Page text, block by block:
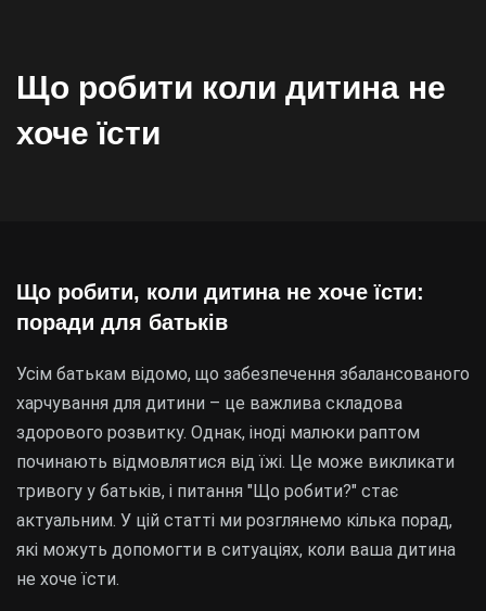
Що робити коли дитина не
хоче їсти
Що робити, коли дитина не хоче їсти:
поради для батьків
Усім батькам відомо, що забезпечення збалансованого
харчування для дитини – це важлива складова
здорового розвитку. Однак, іноді малюки раптом
починають відмовлятися від їжі. Це може викликати
тривогу у батьків, і питання "Що робити?" стає
актуальним. У цій статті ми розглянемо кілька порад,
які можуть допомогти в ситуаціях, коли ваша дитина
не хоче їсти.